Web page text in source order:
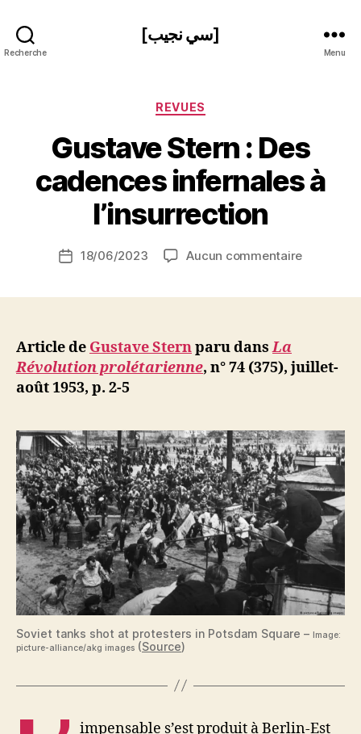
Recherche
[سي نجيب]
Menu
Catégories
REVUES
Gustave Stern : Des
cadences infernales à
l’insurrection
de
a
S
N
Date18/06/2023 Aucun commentairesur
infernales
Article de Gustave Sternparu dansLa
Révolution prolétarienne, n° 74 (375), juillet-
août 1953, p. 2-5
Soviet tanks shot at protesters in Potsdam Square – Image:
picture-alliance/akg images (Source)
impensable s’est produit à Berlin-Est